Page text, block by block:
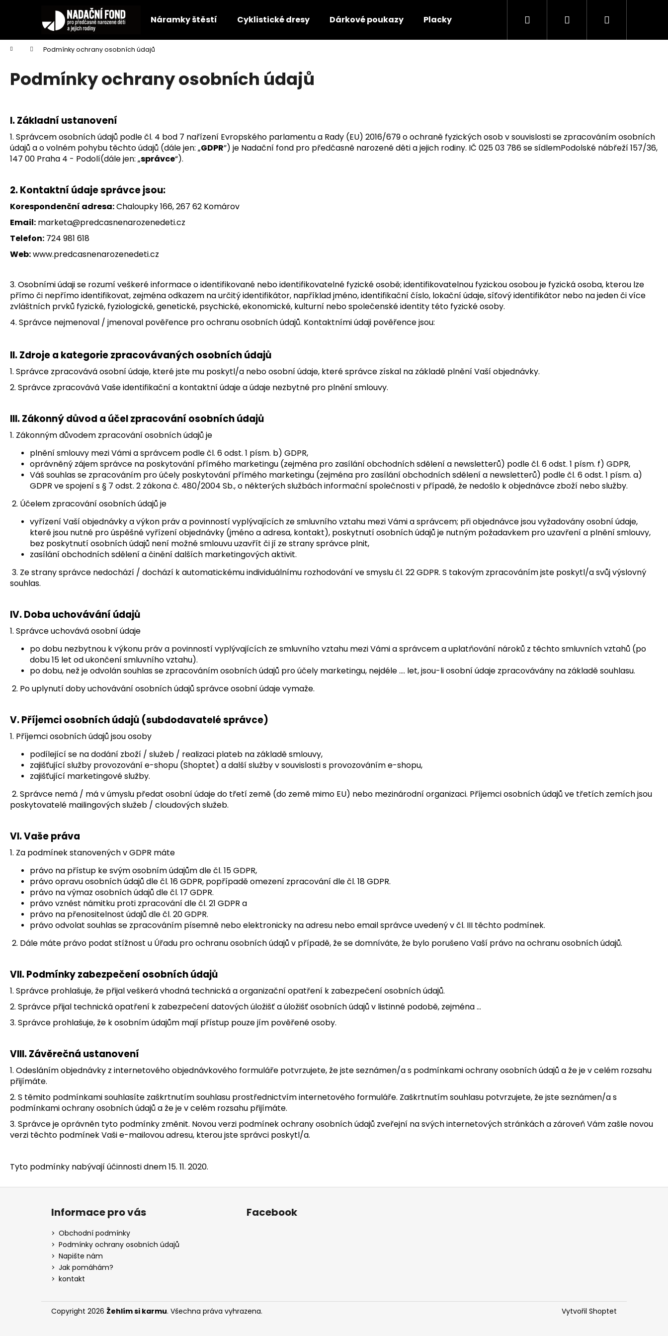
Náramky štěstí Cyklistické dresy Dárkové poukazy Placky Hledat PřihlášeníNákupní
Domů Podmínky ochrany osobních údajů
Podmínky ochrany osobních údajů
I.Základní ustanovení
1. Správcem osobních údajů podle čl. 4 bod 7 nařízení Evropského parlamentu a Rady (EU) 2016/679 o ochraně fyzických osob v souvislosti se zpracováním osobních
údajů a o volném pohybu těchto údajů (dále jen: „GDPR”) je Nadační fond pro předčasně narozené děti a jejich rodiny. IČ 025 03 786se sídlemPodolské nábřeží 157/36,
147 00 Praha 4 - Podolí(dále jen: „správce“).
2. Kontaktní údaje správce jsou:
Korespondenční adresa:Chaloupky 166, 267 62 Komárov
Email: marketa@predcasnenarozenedeti.cz
Telefon: 724 981 618
Web:www.predcasnenarozenedeti.cz
3. Osobními údaji se rozumí veškeré informace o identifikované nebo identifikovatelné fyzické osobě; identifikovatelnou fyzickou osobou je fyzická osoba, kterou lze
přímo či nepřímo identifikovat, zejména odkazem na určitý identifikátor, například jméno, identifikační číslo, lokační údaje, síťový identifikátor nebo na jeden či více
zvláštních prvků fyzické, fyziologické, genetické, psychické, ekonomické, kulturní nebo společenské identity této fyzické osoby.
4. Správce nejmenoval / jmenoval pověřence pro ochranu osobních údajů. Kontaktními údaji pověřence jsou:
II.Zdroje a kategorie zpracovávaných osobních údajů
1. Správce zpracovává osobní údaje, které jste mu poskytl/a nebo osobní údaje, které správce získal na základě plnění Vaší objednávky.
2. Správce zpracovává Vaše identifikační a kontaktní údaje a údaje nezbytné pro plnění smlouvy.
III.Zákonný důvod a účel zpracování osobních údajů
1. Zákonným důvodem zpracování osobních údajů je
plnění smlouvy mezi Vámi a správcem podle čl. 6 odst. 1 písm. b) GDPR,
oprávněný zájem správce na poskytování přímého marketingu (zejména pro zasílání obchodních sdělení a newsletterů) podle čl. 6 odst. 1 písm. f) GDPR,
Váš souhlas se zpracováním pro účely poskytování přímého marketingu (zejména pro zasílání obchodních sdělení a newsletterů) podle čl. 6 odst. 1 písm. a)
GDPR ve spojení s § 7 odst. 2 zákona č. 480/2004 Sb., o některých službách informační společnosti v případě, že nedošlo k objednávce zboží nebo služby.
2. Účelem zpracování osobních údajů je
vyřízení Vaší objednávky a výkon práv a povinností vyplývajících ze smluvního vztahu mezi Vámi a správcem; při objednávce jsou vyžadovány osobní údaje,
které jsou nutné pro úspěšné vyřízení objednávky (jméno a adresa, kontakt), poskytnutí osobních údajů je nutným požadavkem pro uzavření a plnění smlouvy,
bez poskytnutí osobních údajů není možné smlouvu uzavřít či jí ze strany správce plnit,
zasílání obchodních sdělení a činění dalších marketingových aktivit.
3. Ze strany správce nedochází / dochází k automatickému individuálnímu rozhodování ve smyslu čl. 22 GDPR. S takovým zpracováním jste poskytl/a svůj výslovný
souhlas.
IV.Doba uchovávání údajů
1. Správce uchovává osobní údaje
po dobu nezbytnou k výkonu práv a povinností vyplývajících ze smluvního vztahu mezi Vámi a správcem a uplatňování nároků z těchto smluvních vztahů (po
dobu 15 let od ukončení smluvního vztahu).
po dobu, než je odvolán souhlas se zpracováním osobních údajů pro účely marketingu, nejdéle …. let, jsou-li osobní údaje zpracovávány na základě souhlasu.
2. Po uplynutí doby uchovávání osobních údajů správce osobní údaje vymaže.
V.Příjemci osobních údajů (subdodavatelé správce)
1. Příjemci osobních údajů jsou osoby
podílející se na dodání zboží / služeb / realizaci plateb na základě smlouvy,
zajišťující služby provozování e-shopu (Shoptet) a další služby v souvislosti s provozováním e-shopu,
zajišťující marketingové služby.
2. Správce nemá / má v úmyslu předat osobní údaje do třetí země (do země mimo EU) nebo mezinárodní organizaci. Příjemci osobních údajů ve třetích zemích jsou
poskytovatelé mailingových služeb / cloudových služeb.
VI.Vaše práva
1. Za podmínek stanovených v GDPR máte
právo na přístup ke svým osobním údajům dle čl. 15 GDPR,
právo opravu osobních údajů dle čl. 16 GDPR, popřípadě omezení zpracování dle čl. 18 GDPR.
právo na výmaz osobních údajů dle čl. 17 GDPR.
právo vznést námitku proti zpracování dle čl. 21 GDPR a
právo na přenositelnost údajů dle čl. 20 GDPR.
právo odvolat souhlas se zpracováním písemně nebo elektronicky na adresu nebo email správce uvedený v čl. III těchto podmínek.
2. Dále máte právo podat stížnost u Úřadu pro ochranu osobních údajů v případě, že se domníváte, že bylo porušeno Vaší právo na ochranu osobních údajů.
VII.Podmínky zabezpečení osobních údajů
1. Správce prohlašuje, že přijal veškerá vhodná technická a organizační opatření k zabezpečení osobních údajů.
2. Správce přijal technická opatření k zabezpečení datových úložišť a úložišť osobních údajů v listinné podobě, zejména …
3. Správce prohlašuje, že k osobním údajům mají přístup pouze jím pověřené osoby.
VIII.Závěrečná ustanovení
1. Odesláním objednávky z internetového objednávkového formuláře potvrzujete, že jste seznámen/a s podmínkami ochrany osobních údajů a že je v celém rozsahu
přijímáte.
2. S těmito podmínkami souhlasíte zaškrtnutím souhlasu prostřednictvím internetového formuláře. Zaškrtnutím souhlasu potvrzujete, že jste seznámen/a s
podmínkami ochrany osobních údajů a že je v celém rozsahu přijímáte.
3. Správce je oprávněn tyto podmínky změnit. Novou verzi podmínek ochrany osobních údajů zveřejní na svých internetových stránkách a zároveň Vám zašle novou
verzi těchto podmínek Vaši e-mailovou adresu, kterou jste správci poskytl/a.
Tyto podmínky nabývají účinnosti dnem 15. 11. 2020.
í
Zpět
do
obchodu
Zpět
do
obchodu
Doporučujeme
Z
Informace pro vás
Obchodní podmínky
Podmínky ochrany osobních údajů
Napište nám
Jak pomáhám?
kontakt
Facebook
Vytvořil Shoptet
Copyright 2026 Žehlím si karmu. Všechna práva vyhrazena.